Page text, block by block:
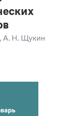
А. Н. Щукин